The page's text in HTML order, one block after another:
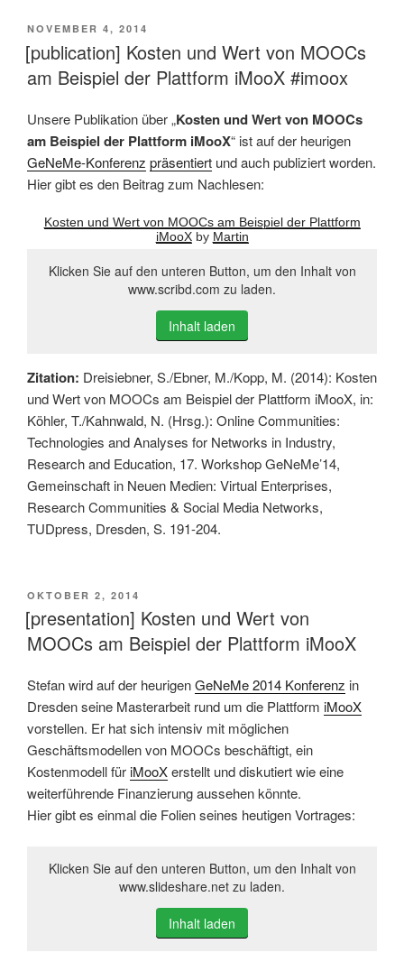
VERÖFFENTLICHT
AM
NOVEMBER 4, 2014
[publication] Kosten und Wert von MOOCs
am Beispiel der Plattform iMooX #imoox
Unsere Publikation über „Kosten und Wert von MOOCs
am Beispiel der Plattform iMooX“ ist auf der heurigen
GeNeMe-Konferenz präsentiert und auch publiziert worden.
Hier gibt es den Beitrag zum Nachlesen:
Kosten und Wert von MOOCs am Beispiel der Plattform
iMooXby Martin
Klicken Sie auf den unteren Button, um den Inhalt von
www.scribd.com zu laden.
Inhalt laden
Zitation: Dreisiebner, S./Ebner, M./Kopp, M. (2014): Kosten
und Wert von MOOCs am Beispiel der Plattform iMooX, in:
Köhler, T./Kahnwald, N. (Hrsg.): Online Communities:
Technologies and Analyses for Networks in Industry,
Research and Education, 17. Workshop GeNeMe’14,
Gemeinschaft in Neuen Medien: Virtual Enterprises,
Research Communities & Social Media Networks,
TUDpress, Dresden, S. 191-204.
VERÖFFENTLICHT
AM
OKTOBER 2, 2014
[presentation] Kosten und Wert von
MOOCs am Beispiel der Plattform iMooX
Stefan wird auf der heurigenGeNeMe 2014 Konferenz in
Dresden seine Masterarbeit rund um die Plattform iMooX
vorstellen. Er hat sich intensiv mit möglichen
Geschäftsmodellen von MOOCs beschäftigt, ein
Kostenmodell füriMooXerstellt und diskutiert wie eine
weiterführende Finanzierung aussehen könnte.
Hier gibt es einmal die Folien seines heutigen Vortrages:
Klicken Sie auf den unteren Button, um den Inhalt von
www.slideshare.net zu laden.
Inhalt laden